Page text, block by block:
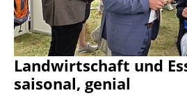
Landwirtschaft und
saisonal, genial